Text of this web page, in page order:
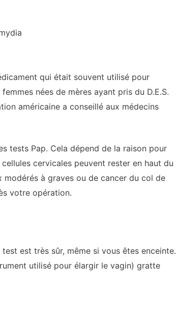
qui était souvent utilisé pour
nées de mères ayant pris du D.E.S.
américaine a conseillé aux médecins
tests Pap. Cela dépend de la raison pour
cervicales peuvent rester en haut du
modérés à graves ou de cancer du col de
votre opération.
est très sûr, même si vous êtes enceinte.
utilisé pour élargir le vagin) gratte